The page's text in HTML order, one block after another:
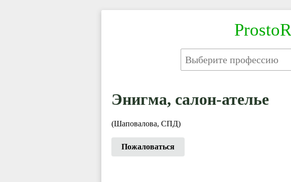
Энигма, салон-ателье
(Шаповалова, СПД)
Пожаловаться